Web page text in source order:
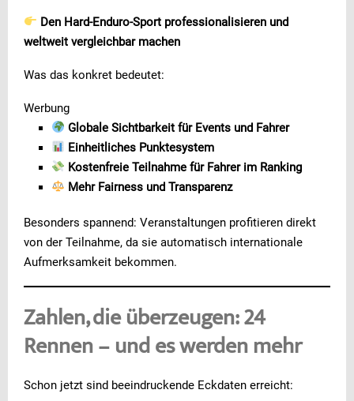
Den Hard-Enduro-Sport professionalisieren und
weltweit vergleichbar machen
Was das konkret bedeutet:
Werbung
Globale Sichtbarkeit für Events und Fahrer
Einheitliches Punktesystem
Kostenfreie Teilnahme für Fahrer im Ranking
Mehr Fairness und Transparenz
Besonders spannend: Veranstaltungen profitieren direkt
von der Teilnahme, da sie automatisch internationale
Aufmerksamkeit bekommen.
Zahlen, die überzeugen: 24
Rennen – und es werden mehr
Schon jetzt sind beeindruckende Eckdaten erreicht: